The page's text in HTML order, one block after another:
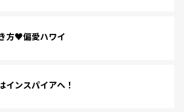
方♥偏愛ハワイ
インスパイアへ！